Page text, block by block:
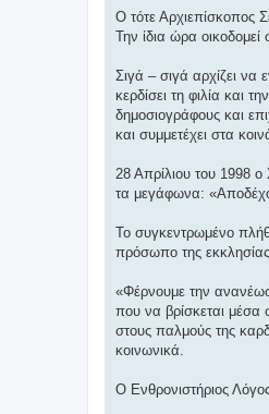
Ο τότε Αρχιεπίσκοπος
Την ίδια ώρα οικοδομεί
Σιγά – σιγά αρχίζει να
κερδίσει τη φιλία και
δημοσιογράφους και
και συμμετέχει στα
28 Απρίλιου του 1998
τα μεγάφωνα:
Το συγκεντρωμένο
πρόσωπο της εκκλησίας.
«Φέρνουμε την
που να βρίσκεται μέσα
στους παλμούς της
κοινωνικά.
Ο Ενθρονιστήριος